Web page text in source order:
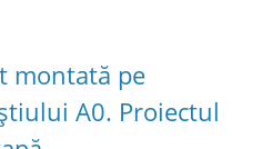
montată pe
A0. Proiectul